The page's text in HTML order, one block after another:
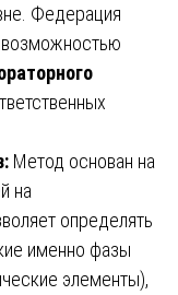
Федерация
возможностью
Метод основан на
на
определять
именно фазы
элементы),